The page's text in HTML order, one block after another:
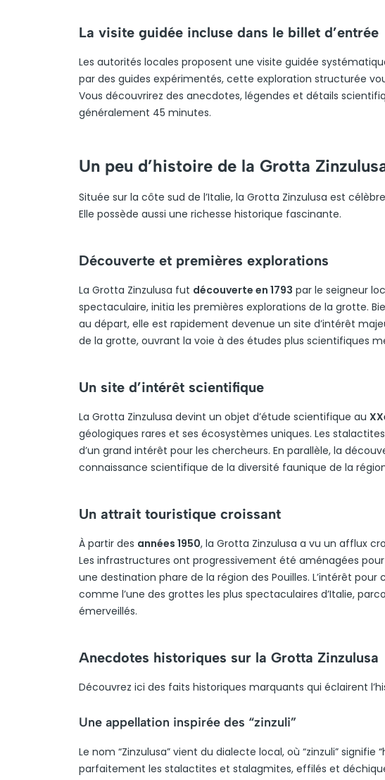
La visite guidée incluse dans le billet d’entrée
Les autorités locales proposent une visite guidée
par des guides expérimentés, cette exploration structurée
Vous découvrirez des anecdotes, légendes et détails
généralement 45 minutes.
Un peu d’histoire de la Grotta
Située sur la côte sud de l’Italie, la Grotta Zinzulusa est
Elle possède aussi une richesse historique fascinante.
Découverte et premières explorations
La Grotta Zinzulusa fut découverte en 1793 par le seigneur
spectaculaire, initia les premières explorations de la grotte.
au départ, elle est rapidement devenue un site d’intérêt
de la grotte, ouvrant la voie à des études plus scientifiques
Un site d’intérêt scientifique
La Grotta Zinzulusa devint un objet d’étude scientifique au
géologiques rares et ses écosystèmes uniques. Les
d’un grand intérêt pour les chercheurs. En parallèle, la
connaissance scientifique de la diversité faunique de la
Un attrait touristique croissant
À partir des années 1950, la Grotta Zinzulusa a vu un afflux
Les infrastructures ont progressivement été aménagées
une destination phare de la région des Pouilles. L’intérêt
comme l’une des grottes les plus spectaculaires d’Italie,
émerveillés.
Anecdotes historiques sur la Grotta Zinzulusa
Découvrez ici des faits historiques marquants qui éclairent
Une appellation inspirée des “zinzuli”
Le nom “Zinzulusa” vient du dialecte local, où “zinzuli”
parfaitement les stalactites et stalagmites, effilés et